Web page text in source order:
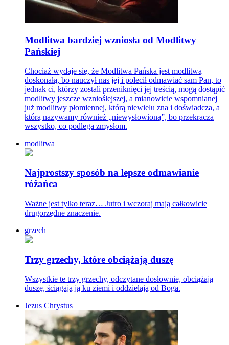
Modlitwa bardziej wzniosła od Modlitwy
Pańskiej
Chociaż wydaje się, że Modlitwa Pańska jest modlitwą
doskonałą, bo nauczył nas jej i polecił odmawiać sam Pan, to
jednak ci, którzy zostali przeniknięci jej treścią, mogą dostąpić
modlitwy jeszcze wznioślejszej, a mianowicie wspomnianej
już modlitwy płomiennej, którą niewielu zna i doświadcza, a
którą nazywamy również „niewysłowioną”, bo przekracza
wszystko, co podlega zmysłom.
modlitwa
Najprostszy sposób na lepsze odmawianie
różańca
Ważne jest tylko teraz… Jutro i wczoraj mają całkowicie
drugorzędne znaczenie.
grzech
Trzy grzechy, które obciążają duszę
Wszystkie te trzy grzechy, odczytane dosłownie, obciążają
duszę, ściągają ją ku ziemi i oddzielają od Boga.
Jezus Chrystus